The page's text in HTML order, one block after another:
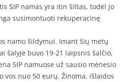
SIP namas yra itin šiltas, todėl jo
susimontuoti rekuperacinę
namo šildymui. Imant šių metų
šalyje buvo 19-21 laipsnis šalčio,
SIP namuose už sausio mėnesio
vos nuo 50 eurų. Žinoma, išlaidos